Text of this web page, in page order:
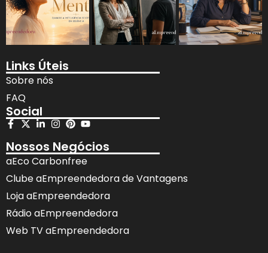
Links Úteis
Sobre nós
FAQ
Social
Nossos Negócios
aEco Carbonfree
Clube aEmpreendedora de Vantagens
Loja aEmpreendedora
Rádio aEmpreendedora
Web TV aEmpreendedora